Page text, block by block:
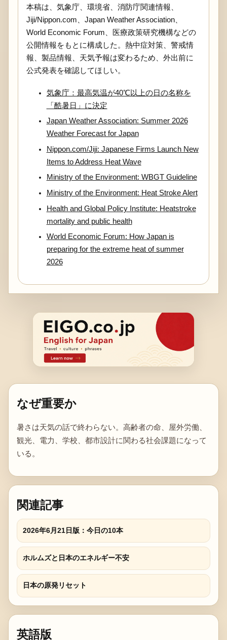
本稿は、気象庁、環境省、消防庁関連情報、
Jiji/Nippon.com、Japan Weather Association、
World Economic Forum、医療政策研究機構などの
公開情報をもとに構成した。熱中症対策、警戒情
報、製品情報、天気予報は変わるため、外出前に
公式発表を確認してほしい。
気象庁：最高気温が40℃以上の日の名称を
「酷暑日」に決定
Japan Weather Association: Summer 2026
Weather Forecast for Japan
Nippon.com/Jiji: Japanese Firms Launch New
Items to Address Heat Wave
Ministry of the Environment: WBGT Guideline
Ministry of the Environment: Heat Stroke Alert
Health and Global Policy Institute: Heatstroke
mortality and public health
World Economic Forum: How Japan is
preparing for the extreme heat of summer
2026
なぜ重要か
暑さは天気の話で終わらない。高齢者の命、屋外労働、
観光、電力、学校、都市設計に関わる社会課題になって
いる。
関連記事
2026年6月21日版：今日の10本
ホルムズと日本のエネルギー不安
日本の原発リセット
英語版